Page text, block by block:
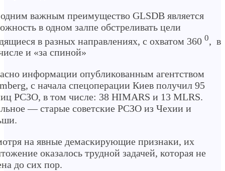
важным преимущество GLSDB является
в одном залпе обстреливать цели
в разных направлениях, с охватом 360 0, в
и «за спиной»
информации опубликованным агентством
с начала спецоперации Киев получил 95
РСЗО, в том числе: 38 HIMARS и 13 MLRS.
— старые советские РСЗО из Чехии и
на явные демаскирующие признаки, их
оказалось трудной задачей, которая не
до сих пор.